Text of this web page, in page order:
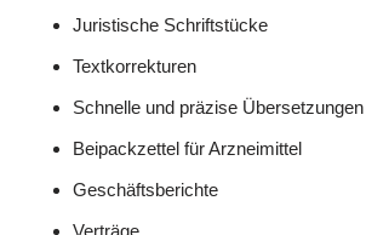
Juristische Schriftstücke
Textkorrekturen
Schnelle und präzise Übersetzungen
Beipackzettel für Arzneimittel
Geschäftsberichte